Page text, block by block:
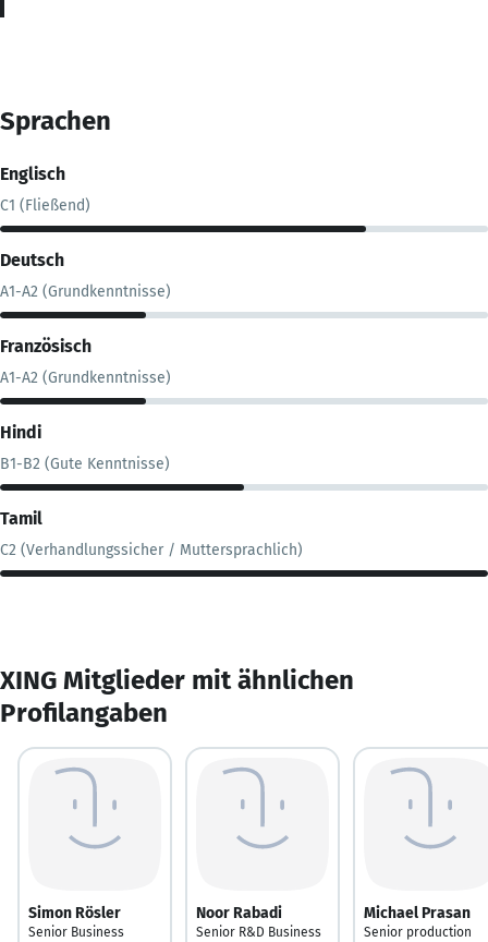
Sprachen
Englisch
C1 (Fließend)
Deutsch
A1-A2 (Grundkenntnisse)
Französisch
A1-A2 (Grundkenntnisse)
Hindi
B1-B2 (Gute Kenntnisse)
Tamil
C2 (Verhandlungssicher / Muttersprachlich)
XING Mitglieder mit ähnlichen
Profilangaben
Simon Rösler
Senior Business
Noor Rabadi
Senior R&D Business
Michael Prasan
Senior production